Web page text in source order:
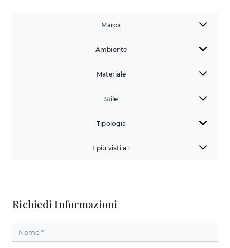
Marca
Ambiente
Materiale
Stile
Tipologia
I più visti a :
Richiedi Informazioni